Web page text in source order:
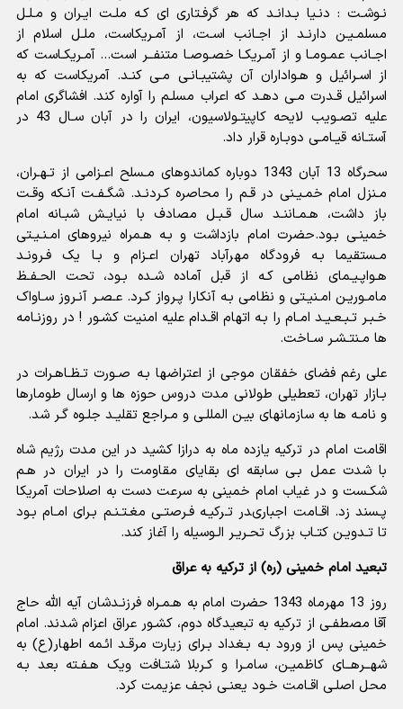
نـوشـت : دنـیا بـدانـد که هر گرفـتارى اى کـه ملـت ایـران و مـلـل
مسلمـیـن دارنـد از اجـانب اسـت، از آمـریکاست، ملـل اسلام از
اجـانب عمـومـا و از آمـریکـا خصـوصـا متنفــر است... آمـریکـاست که
از اسـرائیل و هـواداران آن پشتیبـانـى مـى کنـد. آمریکاست که به
اسرائیل قـدرت مـى دهـد که اعراب مسلـم را آواره کند. افشاگرى امام
علیه تصـویب لایحه کاپیتـولاسیون، ایران را در آبان سـال 43 در
آستـانه قیـامـى دوبـاره قرار داد.
سحرگاه 13 آبان 1343 دوباره کماندوهاى مـسلح اعـزامى از تـهـران،
مـنزل امام خمـیـنى در قـم را محاصره کـردنـد. شگـفـت آنـکه وقـت
باز داشت، هـمـاننـد سال قـبـل مصادف با نیایـش شبـانه امام
خمینـى بـود.حضرت امام بازداشت و بـه هـمراه نیروهاى امـنـیـتى
مـستقیما بـه فرودگاه مهرآباد تهران اعـزام و بـا یک فـرونـد
هـواپـیـماى نظامى کـه از قبل آماده شـده بـود، تحت الحـفـظ
مامـوریـن امـنیـتى و نظامى بـه آنکارا پـرواز کـرد. عـصـر آنـروز سـاواک
خـبـر تـبـعـیـد امـام را بـه اتهام اقـدام علیه امنیت کشـور ! در روزنـامه
ها مـنتـشـر سـاخت.
علی رغم فضاى خفقان موجى از اعتراضها بـه صـورت تـظـاهـرات در
بـازار تهران، تعطیلى طولانى مدت دروس حوزه ها و ارسال طومارها
و نامـه ها به سازمانهاى بیـن المللـى و مـراجع تقلیـد جلـوه گـر شد.
اقامت امام در ترکیه یازده ماه به درازا کشید در این مدت رژیم شاه
با شدت عمل بـى سابقه اى بقایاى مقاومت را در ایران در هـم
شکـست و در غیاب امام خمینى به سرعت دست به اصلاحات آمریکا
پـسند زد. اقـامت اجبارىدر تـرکیـه فـرصتـى مغـتـنـم بـراى امـام بـود
تا تـدویـن کتـاب بزرگ تحـریـر الـوسیله را آغاز کند.
تبعید امام خمینی (ره) از ترکیه به عراق
روز 13 مهرماه 1343 حضرت امام به هـمـراه فرزنـدشان آیه الله حاج
آقا مصطفـى از ترکیه به تبعیدگاه دوم، کشـور عراق اعزام شدند. امام
خمینى پس از ورود بـه بـغداد بـراى زیارت مرقـد ائـمه اطهار(ع) به
شهــرهــاى کاظمیـن، سامـرا و کـربلا شتـافت ویک هـفـته بعد بـه
محل اصلـى اقـامت خـود یعنـى نجف عزیمت کرد.